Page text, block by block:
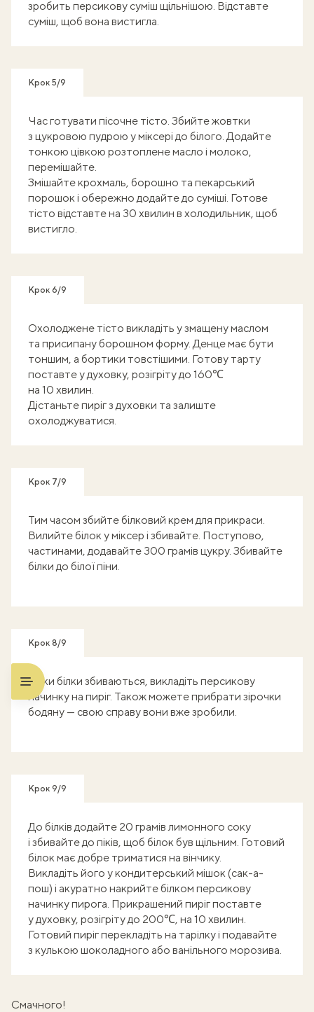
зробить персикову суміш щільнішою. Відставте
суміш, щоб вона вистигла.
Крок 5/9
Час готувати пісочне тісто. Збийте жовтки
з цукровою пудрою у міксері до білого. Додайте
тонкою цівкою розтоплене масло і молоко,
перемішайте.
Змішайте крохмаль, борошно та пекарський
порошок і обережно додайте до суміші. Готове
тісто відставте на 30 хвилин в холодильник, щоб
вистигло.
Крок 6/9
Охолоджене тісто викладіть у змащену маслом
та присипану борошном форму. Денце має бути
тоншим, а бортики товстішими. Готову тарту
поставте у духовку, розігріту до 160℃
на 10 хвилин.
Дістаньте пиріг з духовки та залиште
охолоджуватися.
Крок 7/9
Тим часом збийте білковий крем для прикраси.
Вилийте білок у міксер і збивайте. Поступово,
частинами, додавайте 300 грамів цукру. Збивайте
білки до білої піни.
Крок 8/9
Доки білки збиваються, викладіть персикову
начинку на пиріг. Також можете прибрати зірочки
бодяну — свою справу вони вже зробили.
Крок 9/9
До білків додайте 20 грамів лимонного соку
і збивайте до піків, щоб білок був щільним. Готовий
білок має добре триматися на вінчику.
Викладіть його у кондитерський мішок (сак-а-
пош) і акуратно накрийте білком персикову
начинку пирога. Прикрашений пиріг поставте
у духовку, розігріту до 200℃, на 10 хвилин.
Готовий пиріг перекладіть на тарілку і подавайте
з кулькою шоколадного або ванільного морозива.
Смачного!